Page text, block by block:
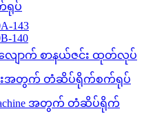
ပ်
143
140
ောက် စာနယ်ဇင်း ထုတ်လုပ်
းအတွက် တံဆိပ်ရိုက်စက်ရုပ်
အတွက် တံဆိပ်ရိုက်